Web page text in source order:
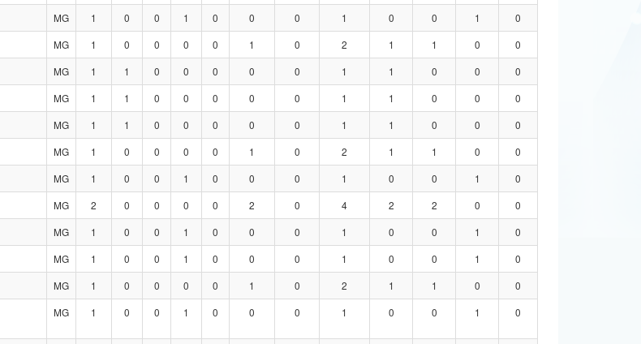
MG 1 0 0 1 0 0 0 1 0 0 1
0
MG 1 0 0 0 0 1 0 2 1 1 0
0
MG 1 1 0 0 0 0 0 1 1 0 0
0
MG 1 1 0 0 0 0 0 1 1 0 0
0
MG 1 1 0 0 0 0 0 1 1 0 0
0
MG 1 0 0 0 0 1 0 2 1 1 0
0
MG 1 0 0 1 0 0 0 1 0 0 1
0
MG 2 0 0 0 0 2 0 4 2 2 0
0
MG 1 0 0 1 0 0 0 1 0 0 1
0
MG 1 0 0 1 0 0 0 1 0 0 1
0
MG 1 0 0 0 0 1 0 2 1 1 0
0
MG 1 0 0 1 0 0 0 1 0 0 1 0